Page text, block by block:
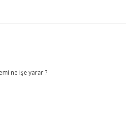
ne işe yarar ?